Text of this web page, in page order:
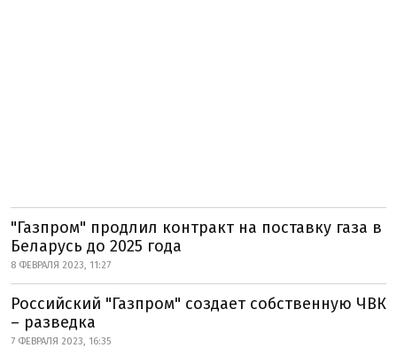
"Газпром" продлил контракт на поставку газа в
Беларусь до 2025 года
8 ФЕВРАЛЯ 2023, 11:27
Российский "Газпром" создает собственную ЧВК
– разведка
7 ФЕВРАЛЯ 2023, 16:35